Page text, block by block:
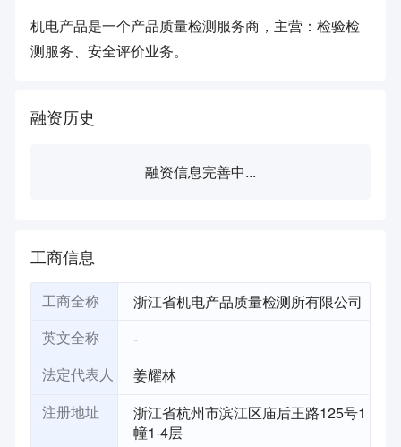
机电产品是一个产品质量检测服务商，主营：检验检
测服务、安全评价业务。
融资历史
融资信息完善中...
工商信息
工商全称 浙江省机电产品质量检测所有限公司
英文全称 -
法定代表人 姜耀林
注册地址
浙江省杭州市滨江区庙后王路125号1
幢1-4层